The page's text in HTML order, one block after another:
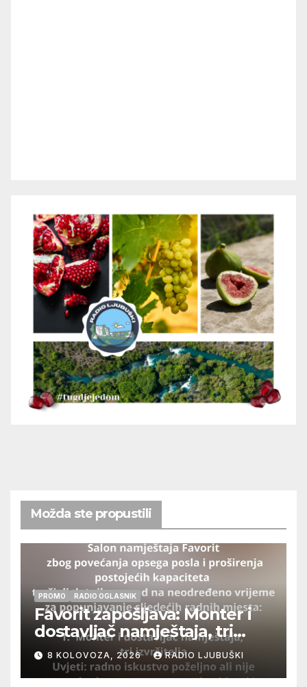
Možda ste propustili
PROMO RADIO OGLASNIK
Favorit zapošljava: Monter i
dostavljač namještaja, tri
izvršitelja
8 KOLOVOZA, 2026 RADIO LJUBUŠKI